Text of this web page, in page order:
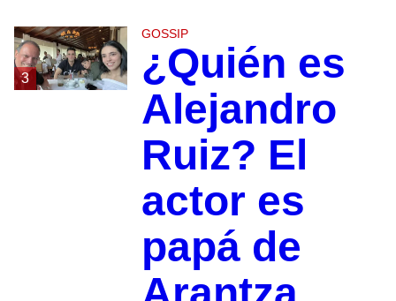
3
GOSSIP
¿Quién es
Alejandro
Ruiz? El
actor es
papá de